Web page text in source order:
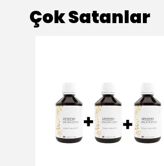
Çok Satanlar